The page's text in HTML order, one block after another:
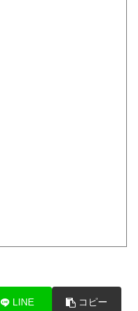
LINE コピー